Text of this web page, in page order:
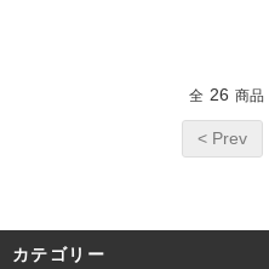
全 26 商品
< Prev
カテゴリー